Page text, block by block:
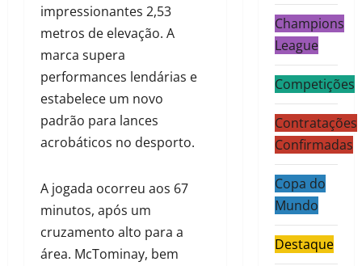
impressionantes 2,53
metros de elevação. A
marca supera
performances lendárias e
estabelece um novo
padrão para lances
acrobáticos no desporto.
A jogada ocorreu aos 67
minutos, após um
cruzamento alto para a
área. McTominay, bem
Champions
League
Competições
Contratações
Confirmadas
Copa do
Mundo
Destaque